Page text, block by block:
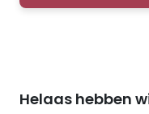
Helaas hebben